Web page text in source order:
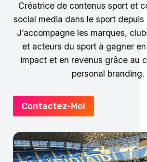
Créatrice de contenus sport et
social media dans le sport depuis
J’accompagne les marques,
et acteurs du sport à gagner
impact et en revenus grâce au
personal branding.
Contactez-Moi